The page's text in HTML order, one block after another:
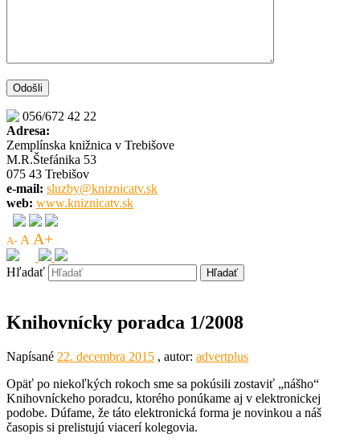
056/672 42 22
Adresa:
Zemplínska knižnica v Trebišove
M.R.Štefánika 53
075 43 Trebišov
e-mail: sluzby@kniznicatv.sk
web: www.kniznicatv.sk
A- A A+
Hľadať
Knihovnícky poradca 1/2008
Napísané 22. decembra 2015 , autor: advertplus
Opäť po niekoľkých rokoch sme sa pokúsili zostaviť „nášho“
Knihovníckeho poradcu, ktorého ponúkame aj v elektronickej
podobe. Dúfame, že táto elektronická forma je novinkou a náš
časopis si prelistujú viacerí kolegovia.